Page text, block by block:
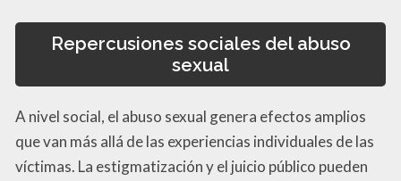
Repercusiones sociales del abuso
sexual
A nivel social, el abuso sexual genera efectos amplios
que van más allá de las experiencias individuales de las
víctimas. La estigmatización y el juicio público pueden